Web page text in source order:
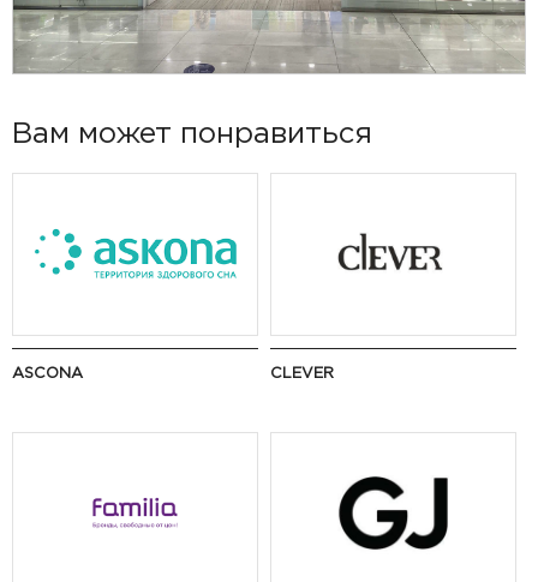
Вам может понравиться
ASCONA CLEVER